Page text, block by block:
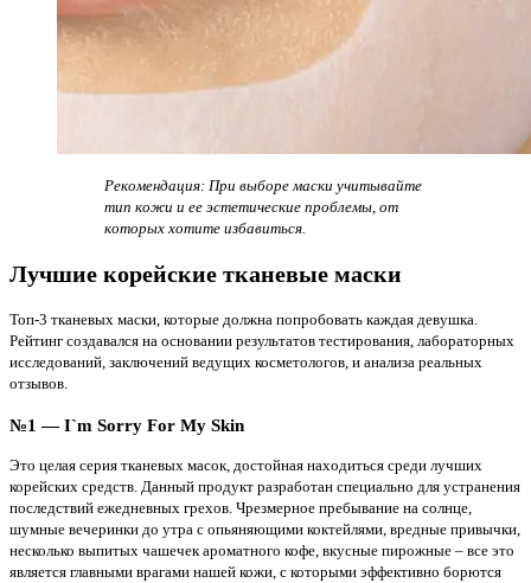
Рекомендация: При выборе маски учитывайте
тип кожи и ее эстетические проблемы, от
которых хотите избавиться.
Лучшие корейские тканевые маски
Топ-3 тканевых маски, которые должна попробовать каждая девушка.
Рейтинг создавался на основании результатов тестирования, лабораторных
исследований, заключений ведущих косметологов, и анализа реальных
отзывов.
№1 — I`m Sorry For My Skin
Это целая серия тканевых масок, достойная находиться среди лучших
корейских средств. Данный продукт разработан специально для устранения
последствий ежедневных грехов. Чрезмерное пребывание на солнце,
шумные вечеринки до утра с опьяняющими коктейлями, вредные привычки,
несколько выпитых чашечек ароматного кофе, вкусные пирожные – все это
является главными врагами нашей кожи, с которыми эффективно борются